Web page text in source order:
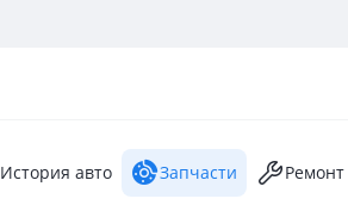
История авто Запчасти Ремонт